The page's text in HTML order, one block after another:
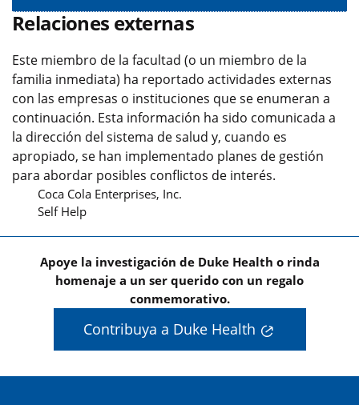
Relaciones externas
Este miembro de la facultad (o un miembro de la
familia inmediata) ha reportado actividades externas
con las empresas o instituciones que se enumeran a
continuación. Esta información ha sido comunicada a
la dirección del sistema de salud y, cuando es
apropiado, se han implementado planes de gestión
para abordar posibles conflictos de interés.
Coca Cola Enterprises, Inc.
Self Help
Apoye la investigación de Duke Health o rinda
homenaje a un ser querido con un regalo
conmemorativo.
Contribuya a Duke Health